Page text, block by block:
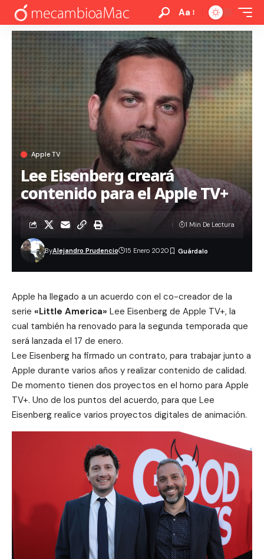
Aa
Apple TV
Lee Eisenberg creará
contenido para el Apple TV+
ByAlejandro Prudencio 15 Enero 2020
1 Min De Lectura
Apple ha llegado a un acuerdo con el co-creador de la
serie «Little America» Lee Eisenberg de Apple TV+, la
cual también ha renovado para la segunda temporada que
será lanzada el 17 de enero.
Lee Eisenberg ha firmado un contrato, para trabajar junto a
Apple durante varios años y realizar contenido de calidad.
De momento tienen dos proyectos en el horno para Apple
TV+. Uno de los puntos del acuerdo, para que Lee
Eisenberg realice varios proyectos digitales de animación.